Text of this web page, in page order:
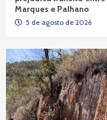
Marques e Palhano
5 de agosto de 2026